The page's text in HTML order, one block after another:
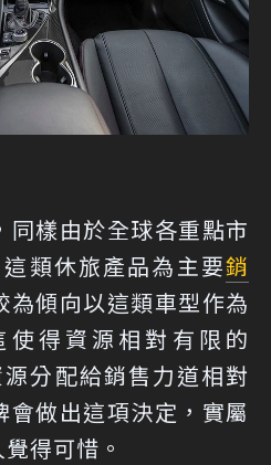
樣由於全球各重點市
類休旅產品為主要銷
為傾向以這類車型作為
得資源相對有限的
分配給銷售力道相對
做出這項決定，實屬
得可惜。